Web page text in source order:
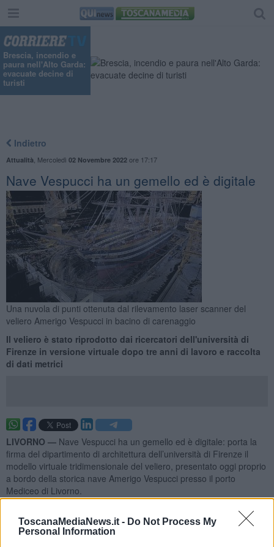
ToscanaMediaNews.it - Do Not Process My
Personal Information
Brescia, incendio e
paura nell'Alto Garda:
evacuate decine di
turisti
Indietro
Attualità Mercoledì 02 Novembre 2022ore 17:17
Nave Vespucci ha un gemello ed è digitale
Una nuvola di punti ottenuta dal rilevamento laser scanner del
veliero Amerigo Vespucci in bacino di carenaggio
Il veliero è stato riprodotto dai ricercatori dell'università di
Firenze in versione virtuale dopo tre anni di lavoro e raccolta
di dati metrici
LIVORNO — Nave Vespucci ha un gemello ed è digitale: porta la
firma del dipartimento di architettura dell’università di Firenze il
modello virtuale tridimensionale del veliero, presentato oggi proprio
a bordo della storica nave Amerigo Vespucci presso il porto
Mediceo di Livorno.
L'opera - che costituisce uno di comunicazione e divulgazione del
patrimonio storico, identitario e culturale della Vespucci e ne
consentirà l'esplorazione approfondita anche a scopo promozionale